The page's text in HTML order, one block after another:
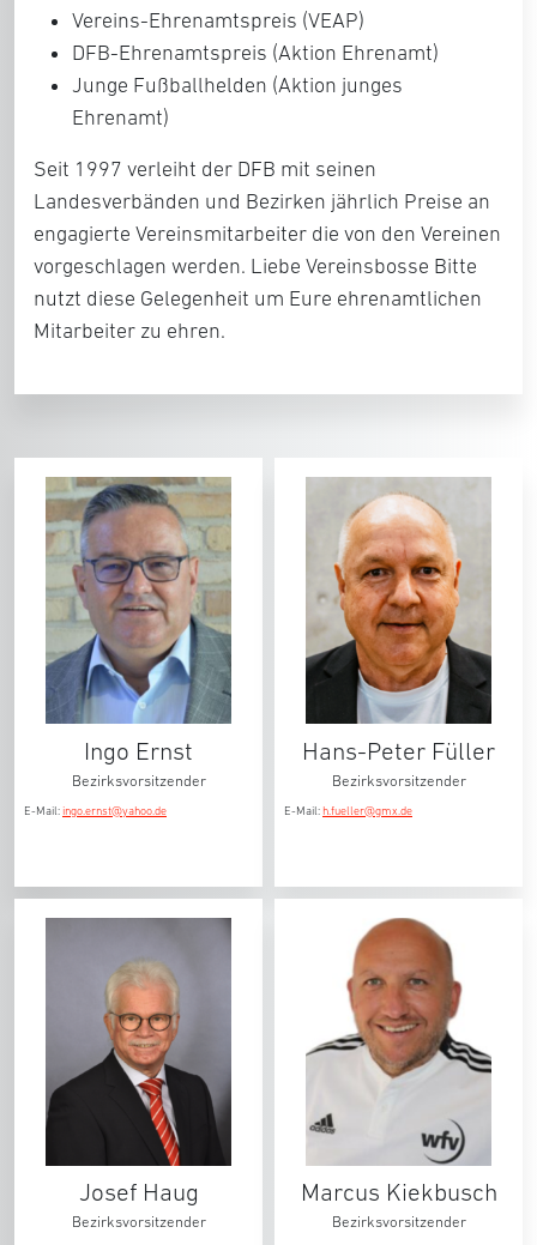
Vereins-Ehrenamtspreis (VEAP)
DFB-Ehrenamtspreis (Aktion Ehrenamt)
Junge Fußballhelden (Aktion junges
Ehrenamt)
Seit 1997 verleiht der DFB mit seinen
Landesverbänden und Bezirken jährlich Preise an
engagierte Vereinsmitarbeiter die von den Vereinen
vorgeschlagen werden. Liebe Vereinsbosse Bitte
nutzt diese Gelegenheit um Eure ehrenamtlichen
Mitarbeiter zu ehren.
Ingo Ernst
Bezirksvorsitzender
E-Mail:ingo.ernst@yahoo.de
Hans-Peter Füller
Bezirksvorsitzender
E-Mail: h.fueller@gmx.de
Josef Haug
Bezirksvorsitzender
Marcus Kiekbusch
Bezirksvorsitzender